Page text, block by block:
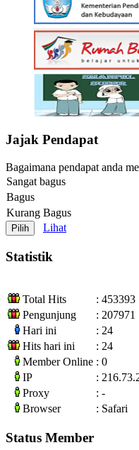
Jajak Pendapat
Bagaimana pendapat anda
Sangat bagus
Bagus
Kurang Bagus
Lihat
Statistik
Total Hits
: 453393
Pengunjung
: 207971
Hari ini
: 24
Hits hari ini
: 24
Member Online : 0
IP
:
Proxy
: -
Browser
: Safari
Status Member